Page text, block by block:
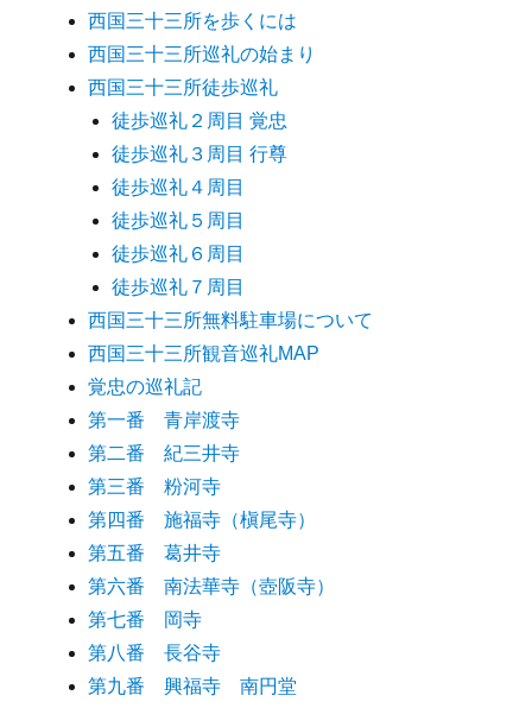
西国三十三所を歩くには
西国三十三所巡礼の始まり
西国三十三所徒歩巡礼
徒歩巡礼２周目 覚忠
徒歩巡礼３周目 行尊
徒歩巡礼４周目
徒歩巡礼５周目
徒歩巡礼６周目
徒歩巡礼７周目
西国三十三所無料駐車場について
西国三十三所観音巡礼MAP
覚忠の巡礼記
第一番 青岸渡寺
第二番 紀三井寺
第三番 粉河寺
第四番 施福寺（槇尾寺）
第五番 葛井寺
第六番 南法華寺（壺阪寺）
第七番 岡寺
第八番 長谷寺
第九番 興福寺 南円堂